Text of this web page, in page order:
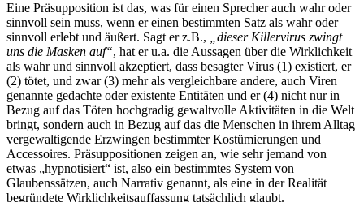
Eine Präsupposition ist das, was für einen Sprecher auch wahr oder
sinnvoll sein muss, wenn ereinen bestimmten Satz als wahr oder
sinnvoll erlebt und äußert. Sagt er z.B.,
„dieser Killervirus zwingt
uns die Masken auf“, hat er u.a. die Aussagen über die Wirklichkeit
als wahr und sinnvoll akzeptiert, dass besagter Virus (1) existiert, er
(2) tötet, und zwar (3) mehr als vergleichbare andere, auch Viren
genannte gedachte oder existente Entitäten und er (4) nicht nur in
Bezug auf das Töten hochgradig gewaltvolle Aktivitäten in die Welt
bringt, sondern auch in Bezug auf das die Menschen in ihrem Alltag
vergewaltigende Erzwingen bestimmter Kostümierungen und
Accessoires. Präsuppositionen zeigen an, wie sehr jemand von
etwas „hypnotisiert“ ist, also ein bestimmtes System von
Glaubenssätzen, auch Narrativ genannt, als eine in der Realität
begründete Wirklichkeitsauffassung tatsächlich glaubt.